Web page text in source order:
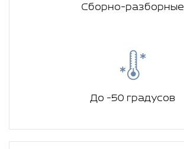
Сборно-разборные
До -50 градусов